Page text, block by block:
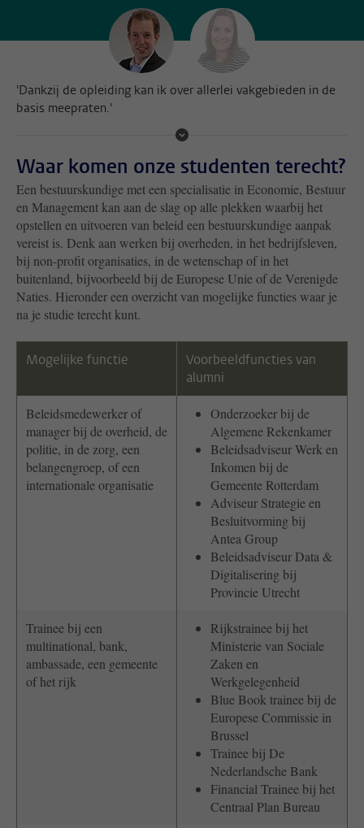
'Dankzij de opleiding kan ik over allerlei vakgebieden in de
basis meepraten.'
Waar komen onze studenten terecht?
Een bestuurskundige met een specialisatie in Economie, Bestuur
en Management kan aan de slag op alle plekken waarbij het
opstellen en uitvoeren van beleid een bestuurskundige aanpak
vereist is. Denk aan werken bij overheden, in het bedrijfsleven,
bij non-profit organisaties, in de wetenschap of in het
buitenland, bijvoorbeeld bij de Europese Unie of de Verenigde
Naties. Hieronder een overzicht van mogelijke functies waar je
na je studie terecht kunt.
Mogelijke functie
Voorbeeldfuncties van
alumni
Beleidsmedewerker of
manager bij de overheid, de
politie, in de zorg, een
belangengroep, of een
internationale organisatie
Onderzoeker bij de
Algemene Rekenkamer
Beleidsadviseur Werk en
Inkomen bij de
Gemeente Rotterdam
Adviseur Strategie en
Besluitvorming bij
Antea Group
Beleidsadviseur Data &
Digitalisering bij
Provincie Utrecht
Trainee bij een
multinational, bank,
ambassade, een gemeente
of het rijk
Rijkstrainee bij het
Ministerie van Sociale
Zaken en
Werkgelegenheid
Blue Book trainee bij de
Europese Commissie in
Brussel
Trainee bij De
Nederlandsche Bank
Financial Trainee bij het
Centraal Plan Bureau